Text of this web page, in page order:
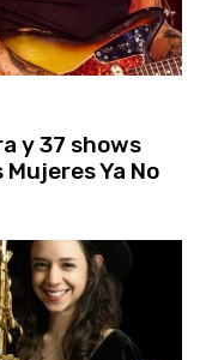
y 37 shows
Ya No